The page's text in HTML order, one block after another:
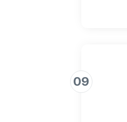
09